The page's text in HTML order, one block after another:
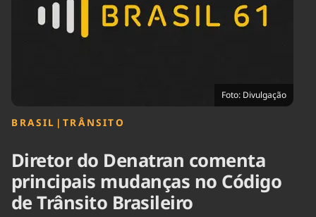
Tecnologia
Cinema
Infraestrutura
Internacional
Foto: Divulgação
BRASIL | TRÂNSITO
Diretor do Denatran comenta
principais mudanças no Código
de Trânsito Brasileiro